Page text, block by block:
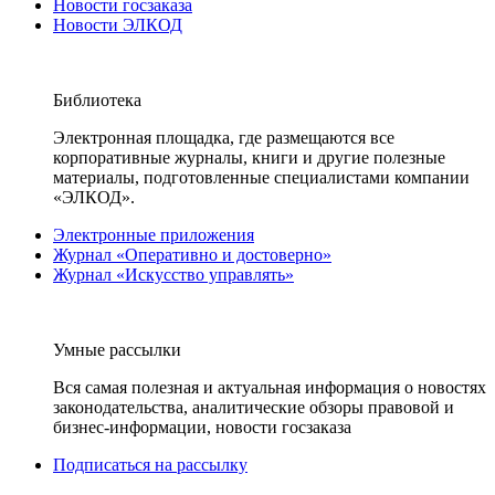
Новости госзаказа
Новости ЭЛКОД
Библиотека
Электронная площадка, где размещаются все
корпоративные журналы, книги и другие полезные
материалы, подготовленные специалистами компании
«ЭЛКОД».
Электронные приложения
Журнал «Оперативно и достоверно»
Журнал «Искусство управлять»
Умные рассылки
Вся самая полезная и актуальная информация о новостях
законодательства, аналитические обзоры правовой и
бизнес-информации, новости госзаказа
Подписаться на рассылку